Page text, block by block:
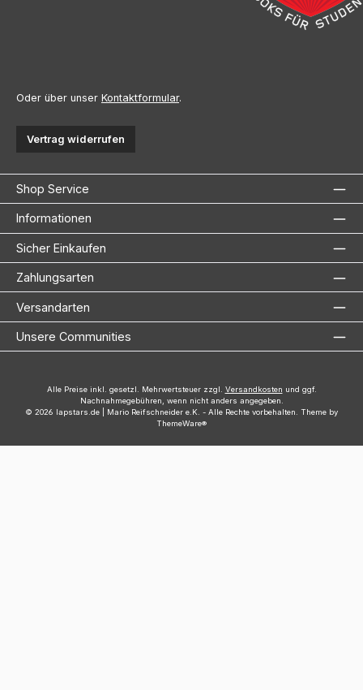
Oder über unser Kontaktformular.
Vertrag widerrufen
Shop Service
Informationen
Sicher Einkaufen
Zahlungsarten
Versandarten
Unsere Communities
Alle Preise inkl. gesetzl. Mehrwertsteuer zzgl. Versandkosten und ggf.
Nachnahmegebühren, wenn nicht anders angegeben.
© 2026 lapstars.de | Mario Reifschneider e.K. - Alle Rechte vorbehalten. Theme by
ThemeWare®